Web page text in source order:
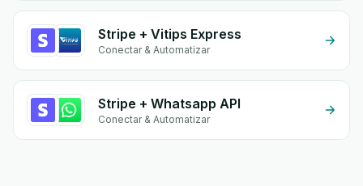
Stripe + Vitips Express
Conectar & Automatizar
Stripe + Whatsapp API
Conectar & Automatizar